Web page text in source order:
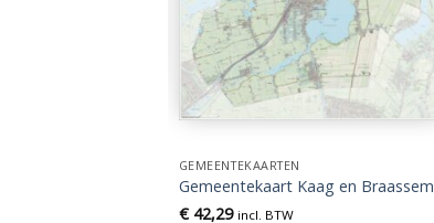
GEMEENTEKAARTEN
Gemeentekaart Kaag en Braassem
€42,29 incl. BTW